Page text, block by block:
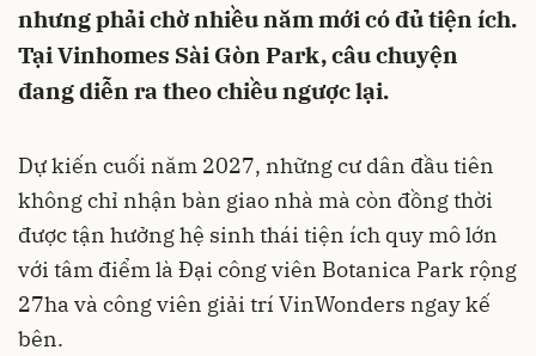
nhưng phải chờ nhiều năm mới có đủ tiện ích.
Tại Vinhomes Sài Gòn Park, câu chuyện
đang diễn ra theo chiều ngược lại.
Dự kiến cuối năm 2027, những cư dân đầu tiên
không chỉ nhận bàn giao nhà mà còn đồng thời
được tận hưởng hệ sinh thái tiện ích quy mô lớn
với tâm điểm là Đại công viên Botanica Park rộng
27ha và công viên giải trí VinWonders ngay kế
bên.